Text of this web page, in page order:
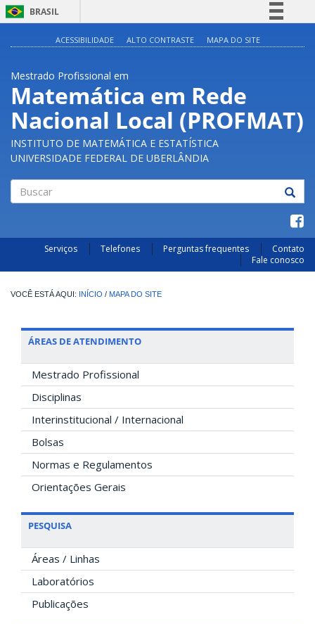
BRASIL
Acesso à informação
Legislação
Canais
ACESSIBILIDADE ALTO CONTRASTE MAPA DO SITE
Mestrado Profissional em
Matemática em Rede
Nacional Local (PROFMAT)
INSTITUTO DE MATEMÁTICA E ESTATÍSTICA
UNIVERSIDADE FEDERAL DE UBERLÂNDIA
Serviços Telefones Perguntas frequentes
Contato
Fale conosco
INÍCIO / MAPA DO SITE
ÁREAS DE ATENDIMENTO
Mestrado Profissional
Disciplinas
Interinstitucional / Internacional
Bolsas
Normas e Regulamentos
Orientações Gerais
PESQUISA
Áreas / Linhas
Laboratórios
Publicações